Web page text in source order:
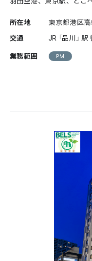
所在地
東京都港区
交通
JR「品川」
業務範囲
PM